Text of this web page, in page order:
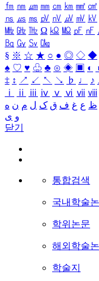
㎙ ㎚ ㎛ ㎜ ㎝ ㎞ ㎟ ㎠
㎱ ㎲ ㎳ ㎴ ㎵ ㎶ ㎷ ㎸
㎒ ㎓ ㎔ Ω ㏀ ㏁ ㎊ ㎋
㏃ ㏉ ㏜ ㏆
§ ※ ☆ ★ ○ ● ◎ ◇ ◆
♠ ♡ ♥ ♧ ♣ ⊙ ◈ ▣ ◐
‡ ↕ ↗ ↙ ↖ ↘ ♭ ♩ ♪
ⅰ
ⅱ ⅲ ⅳ ⅴ ⅵ ⅶ ⅷ
ظ ع غ ف ق ک ل م ن ه
و ی
닫기
통합검색
국내학술
학위논문
해외학술
학술지